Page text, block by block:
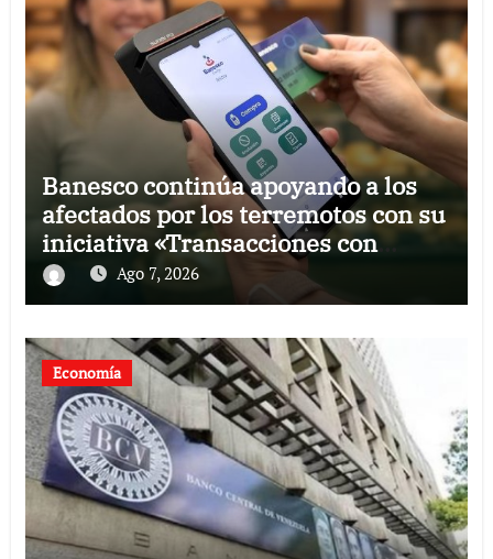
Banesco continúa apoyando a los
afectados por los terremotos con su
iniciativa «Transacciones con
propósito»
Ago 7, 2026
Economía